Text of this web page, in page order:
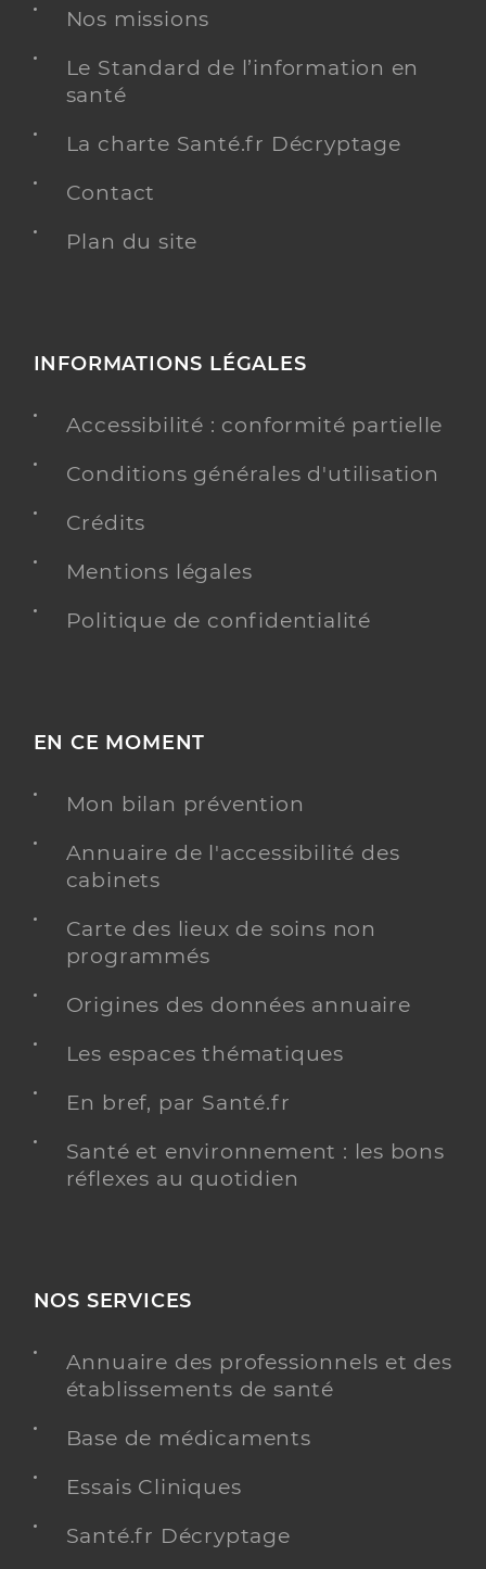
Nos missions
Le Standard de l’information en
santé
La charte Santé.fr Décryptage
Contact
Plan du site
INFORMATIONS LÉGALES
Accessibilité : conformité partielle
Conditions générales d'utilisation
Crédits
Mentions légales
Politique de confidentialité
EN CE MOMENT
Mon bilan prévention
Annuaire de l'accessibilité des
cabinets
Carte des lieux de soins non
programmés
Origines des données annuaire
Les espaces thématiques
En bref, par Santé.fr
Santé et environnement : les bons
réflexes au quotidien
NOS SERVICES
Annuaire des professionnels et des
établissements de santé
Base de médicaments
Essais Cliniques
Santé.fr Décryptage